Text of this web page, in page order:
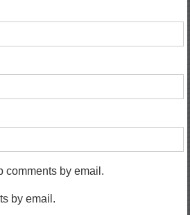
comments by email.
by email.